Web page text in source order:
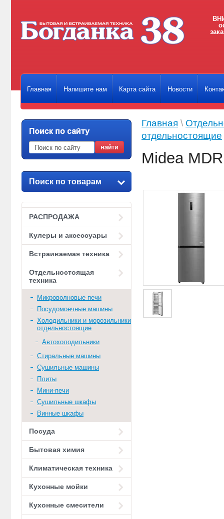
Главная Напишите нам Карта сайта Новости
Поиск по товарам
РАСПРОДАЖА
Кулеры и аксессуары
Встраиваемая техника
Отдельностоящая
техника
Микроволновые печи
Посудомоечные машины
Холодильники и морозильники
отдельностоящие
Автохолодильники
Стиральные машины
Сушильные машины
Плиты
Мини-печи
Сушильные шкафы
Винные шкафы
Посуда
Бытовая химия
Климатическая техника
Кухонные мойки
Кухонные смесители
Главная \
отдельностоящие
Midea